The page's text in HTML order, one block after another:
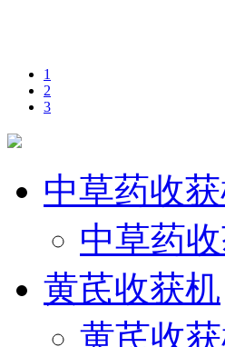
1
2
3
中草药收
中草药
黄芪收获机
黄芪收